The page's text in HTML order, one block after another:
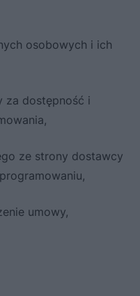
osobowych i ich
za dostępność i
ze strony dostawcy
umowy,